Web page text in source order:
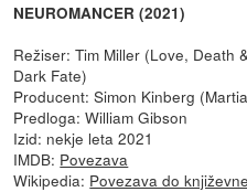
NEUROMANCER (2021)
Režiser: Tim Miller (Love, Death
Dark Fate)
Producent: Simon Kinberg
Predloga: William Gibson
Izid: nekje leta 2021
IMDB: Povezava
Wikipedia: Povezava do